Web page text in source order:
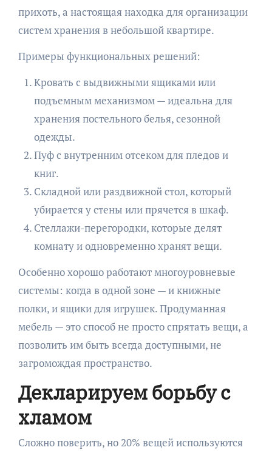
прихоть, а настоящая находка для организации
систем хранения в небольшой квартире.
Примеры функциональных решений:
Кровать с выдвижными ящиками или
подъемным механизмом — идеальна для
хранения постельного белья, сезонной
одежды.
Пуф с внутренним отсеком для пледов и
книг.
Складной или раздвижной стол, который
убирается у стены или прячется в шкаф.
Стеллажи-перегородки, которые делят
комнату и одновременно хранят вещи.
Особенно хорошо работают многоуровневые
системы: когда в одной зоне — и книжные
полки, и ящики для игрушек. Продуманная
мебель — это способ не просто спрятать вещи, а
позволить им быть всегда доступными, не
загромождая пространство.
Декларируем борьбу с
хламом
Сложно поверить, но 20% вещей используются